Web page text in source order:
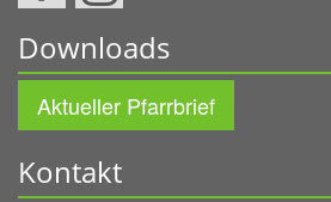
Downloads
Aktueller Pfarrbrief
Kontakt